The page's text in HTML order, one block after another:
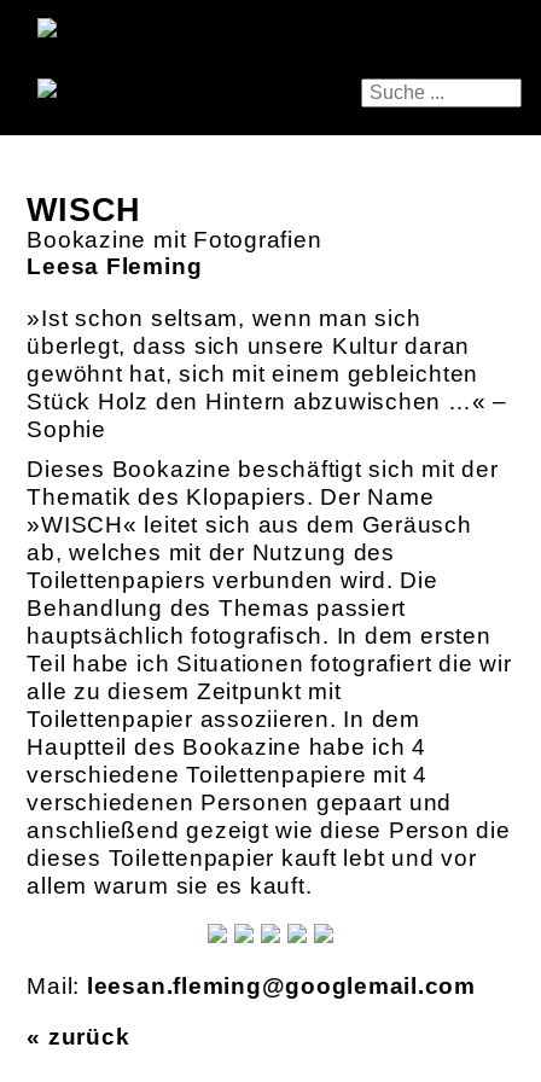
WISCH
Bookazine mit Fotografien
Leesa Fleming
»Ist schon seltsam, wenn man sich
überlegt, dass sich unsere Kultur daran
gewöhnt hat, sich mit einem gebleichten
Stück Holz den Hintern abzuwischen …« –
Sophie
Dieses Bookazine beschäftigt sich mit der
Thematik des Klopapiers. Der Name
»WISCH« leitet sich aus dem Geräusch
ab, welches mit der Nutzung des
Toilettenpapiers verbunden wird. Die
Behandlung des Themas passiert
hauptsächlich fotografisch. In dem ersten
Teil habe ich Situationen fotografiert die wir
alle zu diesem Zeitpunkt mit
Toilettenpapier assoziieren. In dem
Hauptteil des Bookazine habe ich 4
verschiedene Toilettenpapiere mit 4
verschiedenen Personen gepaart und
anschließend gezeigt wie diese Person die
dieses Toilettenpapier kauft lebt und vor
allem warum sie es kauft.
Mail:
leesan.fleming@googlemail.com
« zurück